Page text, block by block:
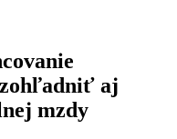
zohľadniť aj
mzdy